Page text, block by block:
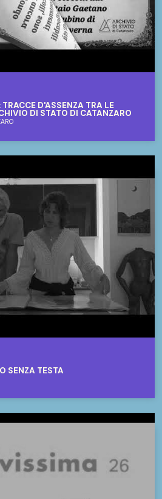
D'ASSENZA TRA LE
DI STATO DI CATANZARO
SENZA TESTA